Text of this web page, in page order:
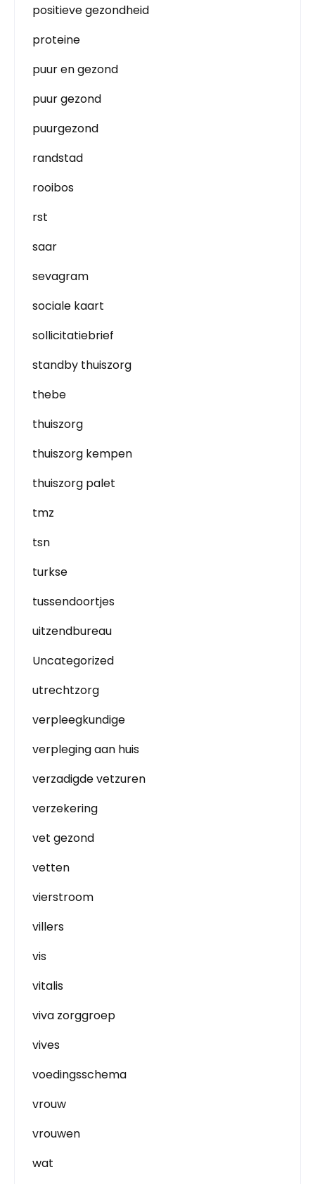
positieve gezondheid
proteine
puur en gezond
puur gezond
puurgezond
randstad
rooibos
rst
saar
sevagram
sociale kaart
sollicitatiebrief
standby thuiszorg
thebe
thuiszorg
thuiszorg kempen
thuiszorg palet
tmz
tsn
turkse
tussendoortjes
uitzendbureau
Uncategorized
utrechtzorg
verpleegkundige
verpleging aan huis
verzadigde vetzuren
verzekering
vet gezond
vetten
vierstroom
villers
vis
vitalis
viva zorggroep
vives
voedingsschema
vrouw
vrouwen
wat